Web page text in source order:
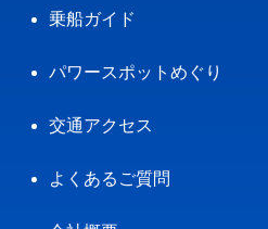
乗船ガイド
パワースポットめぐり
交通アクセス
よくあるご質問